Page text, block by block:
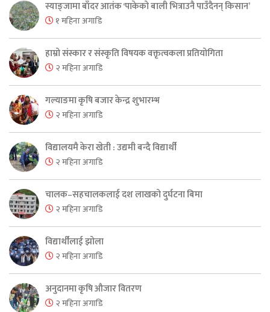
स्याङ्जामा बाँदर आतंक ‘पाकेको बाली भित्राउनै पाउँदैनन् किसान’
१ महिना अगाडि
हाम्रो संस्कार र संस्कृति विषयक वक्तृत्वकला प्रतियोगिता
२ महिना अगाडि
गल्याङमा कृषि बजार केन्द्र शुभारम्भ
२ महिना अगाडि
विद्यालयमै केरा खेती : उद्यमी बन्दै विद्यार्थी
२ महिना अगाडि
चालक–सहचालकलाई दश लाखको दुर्घटना बिमा
२ महिना अगाडि
विद्यार्थीलाई झोला
२ महिना अगाडि
अनुदानमा कृषि औजार वितरण
२ महिना अगाडि